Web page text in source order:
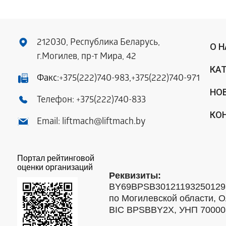
212030, Республика Беларусь,
г.Могилев, пр-т Мира, 42
Факс:+375(222)740-983,+375(222)740-971
Телефон: +375(222)740-833
Email: liftmach@liftmach.by
О
Портал рейтинговой
оценки организаций
Реквизиты:
по Могилевской области,
BIC BPSBBY2X, УНП